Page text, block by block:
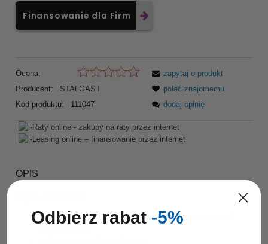
Finansowanie dla Firm
Ocena:
Producent:
STALGAST
Kod produktu:
111047
zapytaj o produkt
poleć znajomemu
dodaj opinię
OPIS
polecane do wszystkich zastosowań w temperaturze od
Odbierz rabat -5%